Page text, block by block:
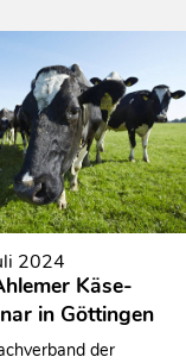
Anregungen für
2024
Käse-
in Göttingen
der